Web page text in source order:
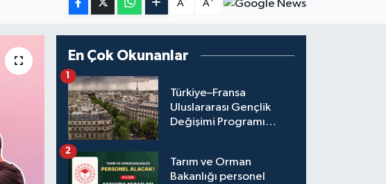
A A
En Çok Okunanlar
Türkiye–Fransa
Uluslararası Gençlik
Değişimi Programı
1
Tarım ve Orman
Bakanlığı personel
2